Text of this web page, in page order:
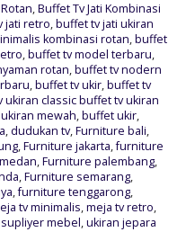
,Buffet Tv Jati Kombinasi
jati retro,buffet tv jati ukiran
kombinasi rotan,buffet
,buffet tv model terbaru,
rotan,buffet tv nodern
,buffet tv ukir,buffet tv
ukiran classic buffet tv ukiran
mewah,buffet ukir,
,dudukan tv,Furniture bali,
,Furniture jakarta,furniture
,Furniture palembang,
,Furniture semarang,
,furniture tenggarong,
tv minimalis,meja tv retro,
supliyer mebel,ukiran jepara